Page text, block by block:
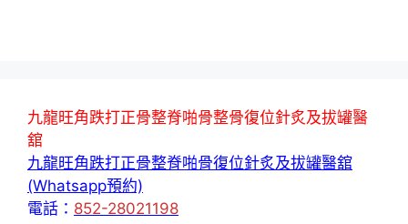
九龍旺角跌打正骨整脊啪骨整骨復位針炙及拔罐醫
舘
九龍旺角跌打正骨整脊啪骨復位針炙及拔罐醫舘
(Whatsapp預約)
電話： 852-28021198